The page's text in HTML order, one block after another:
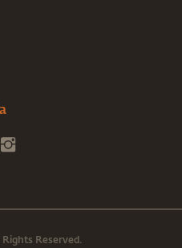
Reserved.